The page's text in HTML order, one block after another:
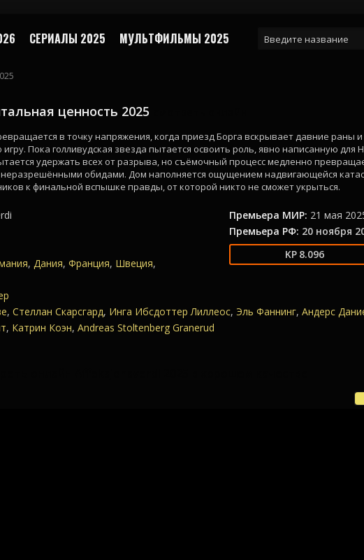
СЕРИАЛЫ 2025 МУЛЬТФИЛЬМЫ 2025
ценность 2025
в точку напряжения, когда приезд Борга вскрывает давние раны
Пока голливудская звезда пытается освоить роль, явно написанную
удержать всех от разрыва, но съёмочный процесс медленно
неразрешёнными обидами. Дом наполняется ощущением надвигающейся
к финальной вспышке правды, от которой никто не сможет укрыться.
, Дания, Франция, Швеция,
Премьера МИР: 21 мая
Премьера РФ: 20 ноября
8.096
, Стеллан Скарсгард, Инга Ибсдоттер Лиллеос, Эль Фаннинг, Андерс
, Катрин Коэн, Andreas Stoltenberg Granerud